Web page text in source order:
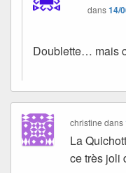
dans14/
Doublette… mais
christine dans
La
ce très